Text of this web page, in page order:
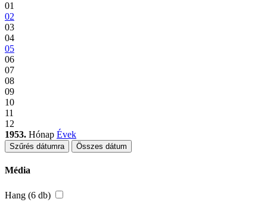
01
02
03
04
05
06
07
08
09
10
11
12
1953. Hónap Évek
Szűrés dátumra Összes dátum
Média
Hang (6 db)